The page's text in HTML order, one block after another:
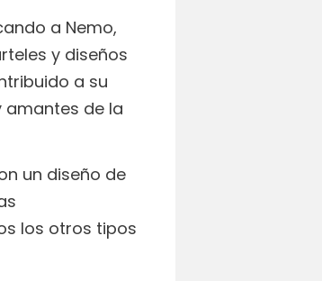
a Nemo,
y diseños
a su
de la
un diseño de
los otros tipos